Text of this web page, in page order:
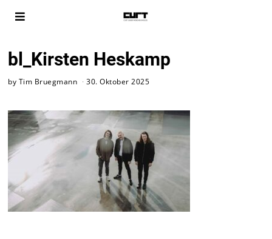
bl_Kirsten Heskamp
by Tim Bruegmann 30. Oktober 2025